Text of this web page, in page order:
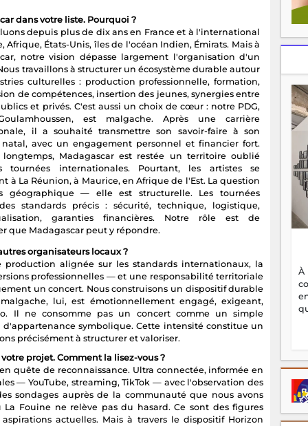
dans votre liste. Pourquoi ?
depuis plus de dix ans en France et à l'international
Afrique, États-Unis, îles de l'océan Indien, Émirats. Mais à
notre vision dépasse largement l'organisation d'un
travaillons à structurer un écosystème durable autour
culturelles : production professionnelle, formation,
de compétences, insertion des jeunes, synergies entre
et privés. C'est aussi un choix de cœur : notre PDG,
est malgache. Après une carrière
il a souhaité transmettre son savoir-faire à son
avec un engagement personnel et financier fort.
longtemps, Madagascar est restée un territoire oublié
tournées internationales. Pourtant, les artistes se
à La Réunion, à Maurice, en Afrique de l'Est. La question
géographique — elle est structurelle. Les tournées
standards précis : sécurité, technique, logistique,
garanties financières. Notre rôle est de
que Madagascar peut y répondre.
organisateurs locaux ?
alignée sur les standards internationaux, la
professionnelles — et une responsabilité territoriale
un concert. Nous construisons un dispositif durable
lui, est émotionnellement engagé, exigeant,
Il ne consomme pas un concert comme un simple
symbolique. Cette intensité constitue un
précisément à structurer et valoriser.
projet. Comment la lisez-vous ?
quête de reconnaissance. Ultra connectée, informée en
— YouTube, streaming, TikTok — avec l'observation des
sondages auprès de la communauté que nous avons
Fouine ne relève pas du hasard. Ce sont des figures
actuelles. Mais à travers le dispositif Horizon